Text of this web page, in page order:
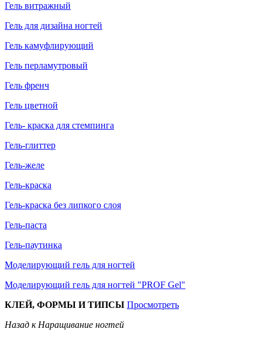
Гель витражный
Гель для дизайна ногтей
Гель камуфлирующий
Гель перламутровый
Гель френч
Гель цветной
Гель- краска для стемпинга
Гель-глиттер
Гель-желе
Гель-краска
Гель-краска без липкого слоя
Гель-паста
Гель-паутинка
Моделирующий гель для ногтей
Моделирующий гель для ногтей "PROF Gel"
КЛЕЙ, ФОРМЫ И ТИПСЫ Просмотреть
Назад к Наращивание ногтей